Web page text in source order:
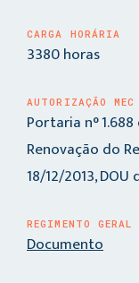
CARGA HORÁRIA
3380 horas
AUTORIZAÇÃO MEC
Portaria n°
Renovação do
18/12/2013, DOU
REGIMENTO GERAL
Documento